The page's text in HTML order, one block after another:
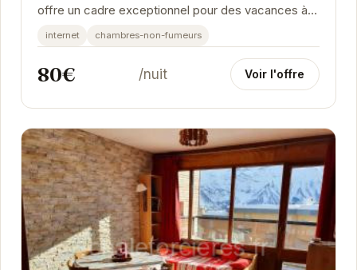
offre un cadre exceptionnel pour des vacances à la
montagne. Avec son balcon offrant une vue...
internet chambres-non-fumeurs
80€ /nuit Voir l'offre